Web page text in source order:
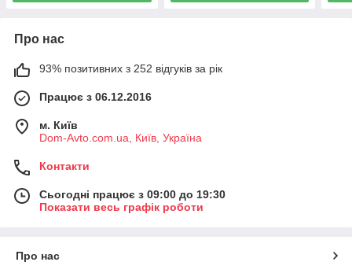
Про нас
93% позитивних з 252 відгуків за рік
Працює з 06.12.2016
м. Київ
Dom-Avto.com.ua, Київ, Україна
Контакти
Сьогодні працює з 09:00 до 19:30
Показати весь графік роботи
Про нас